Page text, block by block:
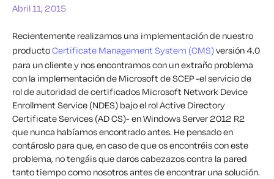
Abril 11, 2015
Recientemente realizamos una implementación de nuestro
productoCertificate Management System (CMS)versión 4.0
para un cliente y nos encontramos con un extraño problema
con la implementación de Microsoft de SCEP -el servicio de
rol de autoridad de certificados Microsoft Network Device
Enrollment Service (NDES) bajo el rol Active Directory
Certificate Services (AD CS)- en Windows Server 2012 R2
que nunca habíamos encontrado antes. He pensado en
contároslo para que, en caso de que os encontréis con este
problema, no tengáis que daros cabezazos contra la pared
tanto tiempo como nosotros antes de encontrar una solución.